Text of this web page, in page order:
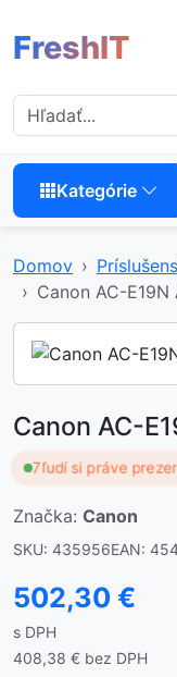
FreshIT
Kategórie
Domov
Canon AC-
Canon AC-
7ľudí si práve
Značka: Canon
SKU: 435956EAN:
502,30 €
s DPH
408,38 € bez DPH